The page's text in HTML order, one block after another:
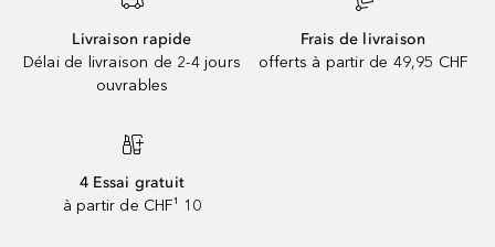
Livraison rapide
Délai de livraison de 2-4 jours
ouvrables
Frais de livraison
offerts à partir de 49,95 CHF
4 Essai gratuit
à partir de CHF¹ 10